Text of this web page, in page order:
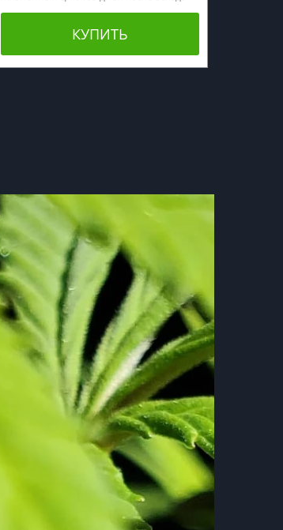
КУПИТЬ